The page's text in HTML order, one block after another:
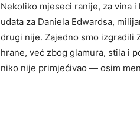
Nekoliko mjeseci ranije, za vina
udata za Daniela Edwardsa,
drugi nije. Zajedno smo izgradili
hrane, već zbog glamura, stila i
niko nije primjećivao — osim